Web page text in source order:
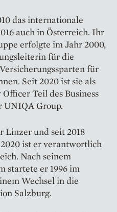
das internationale
auch in Österreich. Ihr
erfolgte im Jahr 2000,
für die
für
Seit 2020 ist sie als
Teil des Business
UNIQA Group.
Linzer und seit 2018
ist er verantwortlich
Nach seinem
startete er 1996 im
Wechsel in die
Salzburg.